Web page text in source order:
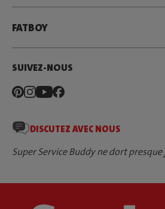
FATBOY
SUIVEZ-NOUS
DISCUTEZ AVEC NOUS
Super Service Buddy ne dort presque